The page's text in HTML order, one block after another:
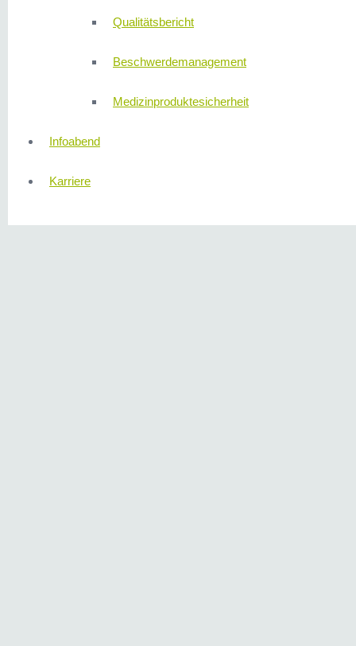
Qualitätsbericht
Beschwerdemanagement
Medizinproduktesicherheit
Infoabend
Karriere